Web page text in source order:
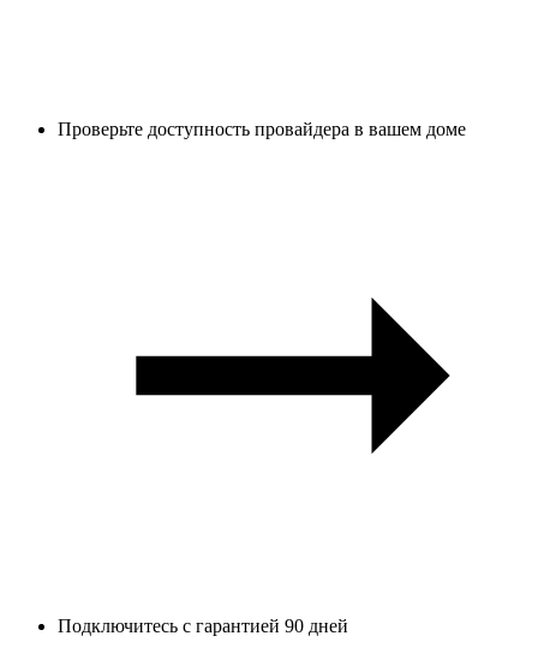
Проверьте доступность провайдера в вашем доме
Подключитесь с гарантией 90 дней